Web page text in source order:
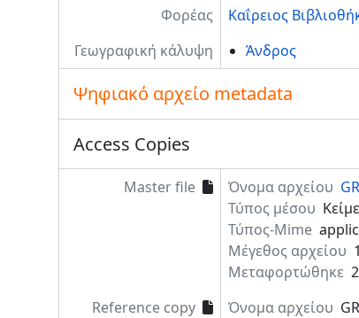
Φορέας
Καΐρειος
Γεωγραφική κάλυψη
Άνδρος
Ψηφιακό αρχείο metadata
Access Copies
Master file Όνομα αρχείου
Τύπος μέσου
Τύπος-Mime
Μέγεθος αρχείου
Μεταφορτώθηκε
Reference copy
Όνομα αρχείου